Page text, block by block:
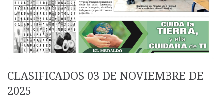
CLASIFICADOS 03 DE NOVIEMBRE DE
2025